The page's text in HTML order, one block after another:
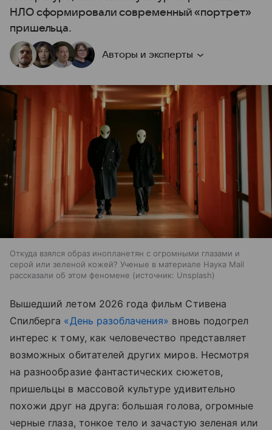
НЛО сформировали современный «портрет»
пришельца.
Авторы и эксперты
Откуда взялся образ инопланетян с огромными глазами и
серой или зеленой кожей? Ученые в материале Наука Mail
рассказали об этом феномене
источник: Unsplash
Вышедший летом 2026 года фильм Стивена
Спилберга «День разоблачения» вновь подогрел
интерес к тому, как человечество представляет
возможных обитателей других миров. Несмотря
на разнообразие фантастических сюжетов,
пришельцы в массовой культуре удивительно
похожи друг на друга: большая голова, огромные
черные глаза, тонкое тело и зачастую зеленая или